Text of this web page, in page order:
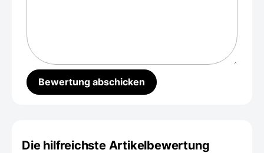
Die hilfreichste Artikelbewertung